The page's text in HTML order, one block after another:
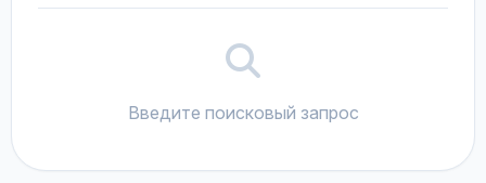
Введите поисковый запрос